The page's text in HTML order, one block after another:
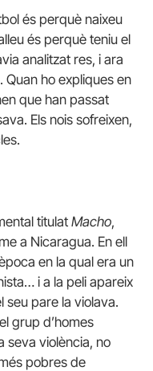
és perquè naixeu
és perquè teniu el
analitzat res, i ara
Quan ho expliques en
que han passat
Els nois sofreixen,
titulat Macho,
a Nicaragua. En ell
en la qual era un
i a la peli apareix
seu pare la violava.
grup d’homes
seva violència, no
pobres de